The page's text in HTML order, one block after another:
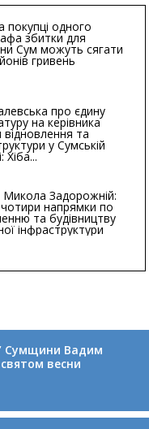
покупці одного
збитки для
Сум можуть сягати
гривень
про єдину
на керівника
та
у Сумській
Хіба...
Задорожній:
напрямки по
та будівництву
інфраструктури
Сумщини Вадим
весни